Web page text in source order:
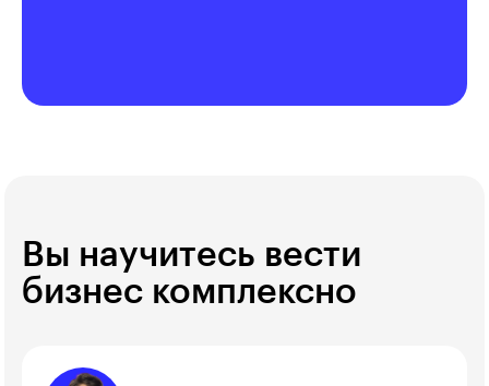
Вы научитесь вести
бизнес комплексно